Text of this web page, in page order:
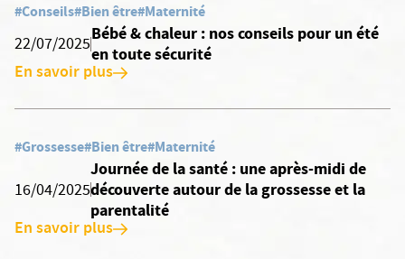
#Conseils#Bien être#Maternité
22/07/2025
Bébé & chaleur : nos conseils pour un été
en toute sécurité
En savoir plus
#Grossesse#Bien être#Maternité
16/04/2025
Journée de la santé : une après-midi de
découverte autour de la grossesse et la
parentalité
En savoir plus